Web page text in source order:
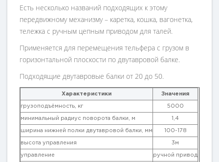
Есть несколько названий подходящих к этому
передвижному механизму – каретка, кошка, вагонетка,
тележка с ручным цепным приводом для талей.
Применяется для перемещения тельфера с грузом в
горизонтальной плоскости по двутавровой балке.
Подходящие двутавровые балки от 20 до 50.
Характеристики Значения
грузоподъёмность, кг 5000
минимальный радиус поворота балки, м 1,4
ширина нижней полки двутавровой балки, мм 100-178
высота управления 3м
управление ручной привод